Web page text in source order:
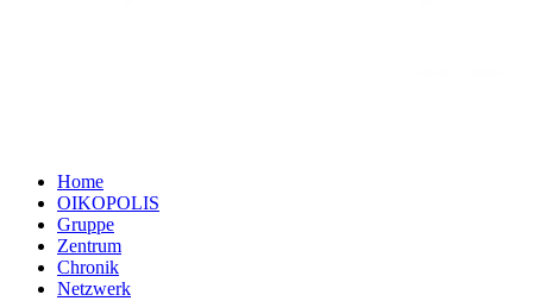
Home
OIKOPOLIS
Gruppe
Zentrum
Chronik
Netzwerk